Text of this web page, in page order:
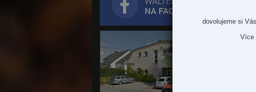
dovolujeme si
Více